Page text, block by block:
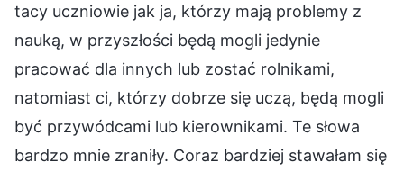
tacy uczniowie jak ja, którzy mają problemy z
nauką, w przyszłości będą mogli jedynie
pracować dla innych lub zostać rolnikami,
natomiast ci, którzy dobrze się uczą, będą mogli
być przywódcami lub kierownikami. Te słowa
bardzo mnie zraniły. Coraz bardziej stawałam się